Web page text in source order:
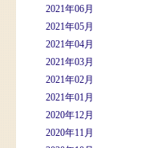
2021年06月
2021年05月
2021年04月
2021年03月
2021年02月
2021年01月
2020年12月
2020年11月